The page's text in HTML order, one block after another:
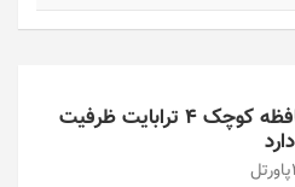
این کارت حافظه کوچک ۴ ترابایت ظرفیت
پاورتل